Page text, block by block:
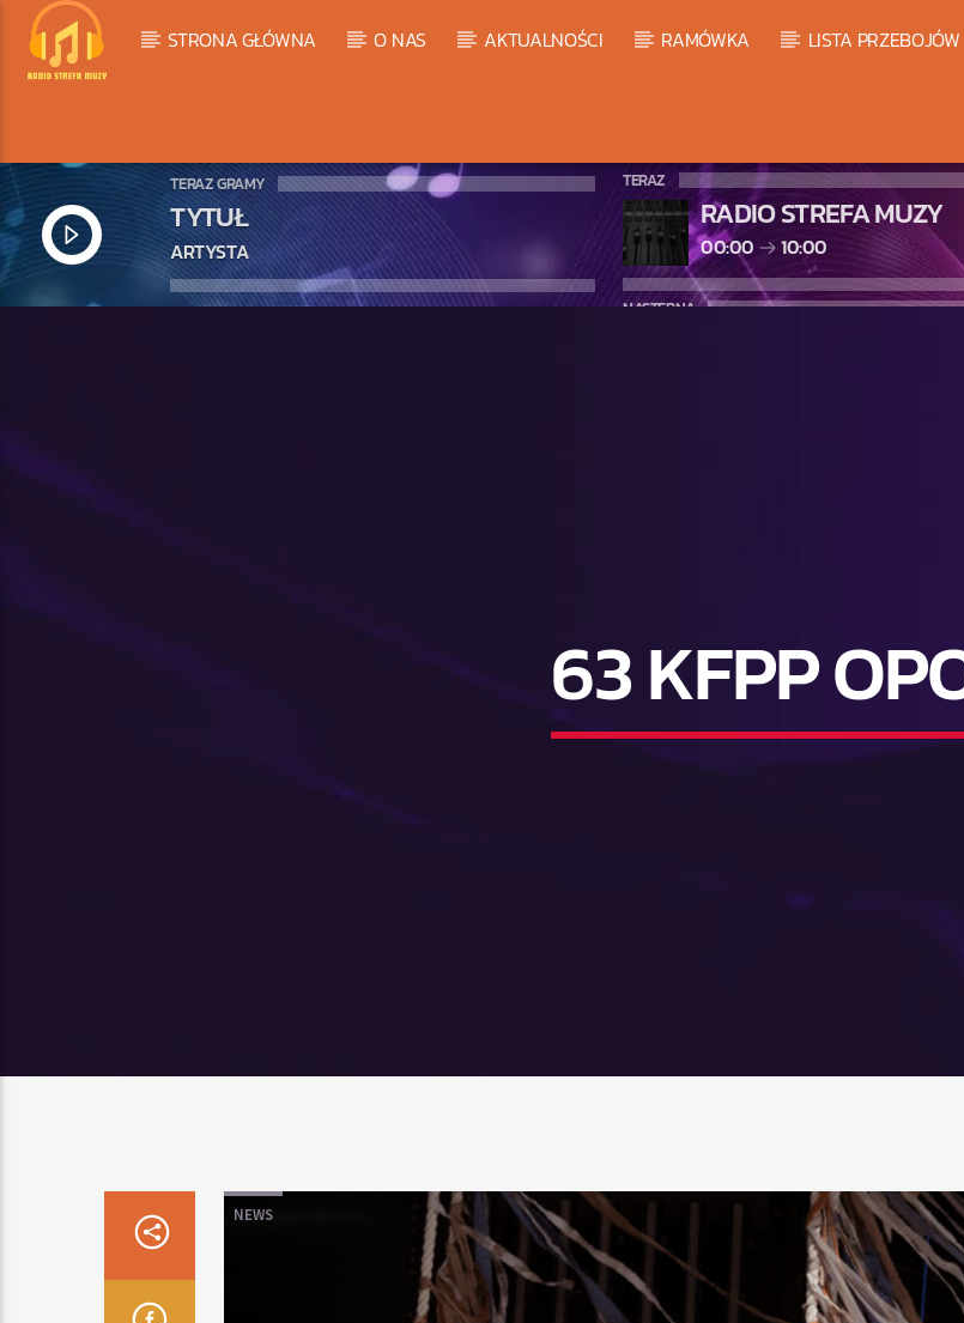
STRONA GŁÓWNA O NAS AKTUALNOŚCI RAMÓWKA LISTA PRZEBOJÓW
TERAZ GRAMY
TYTUŁ
ARTYSTA
TERAZ
RADIO STREFA MUZY
00:00 10:00
NASTĘPNA
63 KFPP
NEWS